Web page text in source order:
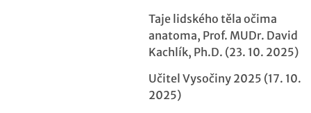
Taje lidského těla očima
anatoma, Prof. MUDr. David
Kachlík, Ph.D. (23. 10. 2025)
Učitel Vysočiny 2025 (17. 10.
2025)